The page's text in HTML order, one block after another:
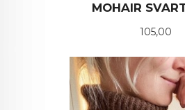
MOHAIR
Pris
105,00